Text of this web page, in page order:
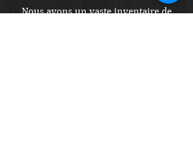
Nous avons un vaste inventaire de